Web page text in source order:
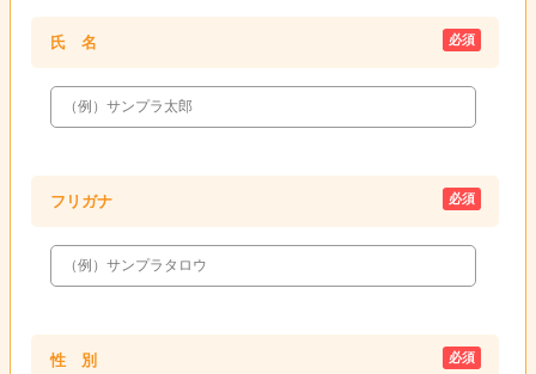
氏 名 必須
フリガナ 必須
性 別 必須